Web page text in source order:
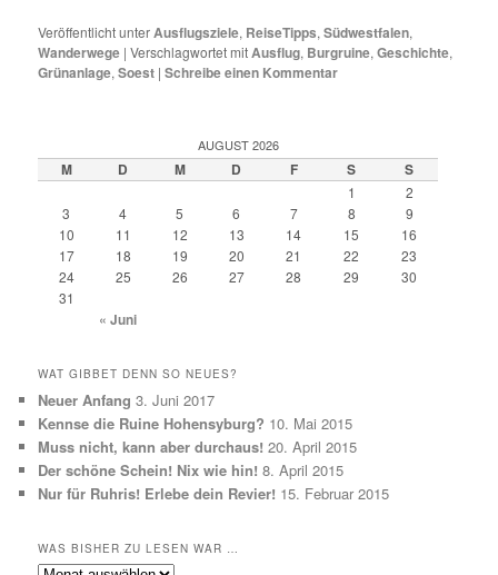
Veröffentlicht unterAusflugsziele, ReiseTipps,Südwestfalen,
Wanderwege |Verschlagwortet mitAusflug, Burgruine,Geschichte,
Grünanlage,Soest |Schreibe einen Kommentar
AUGUST 2026
M D M D F S S
1
2
3
4 5 6 7 8
9
10
11 12 13 14 15
16
17
18 19 20 21 22
23
24
25 26 27 28 29
30
31
« Juni
WAT GIBBET DENN SO NEUES?
Neuer Anfang 3. Juni 2017
Kennse die Ruine Hohensyburg? 10. Mai 2015
Muss nicht, kann aber durchaus! 20. April 2015
Der schöne Schein! Nix wie hin! 8. April 2015
Nur für Ruhris! Erlebe dein Revier! 15. Februar 2015
WAS BISHER ZU LESEN WAR …